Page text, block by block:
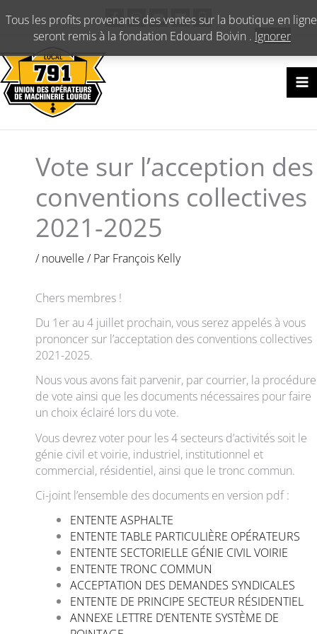
Tous les profits provenants des ventes sur la boutique en
seront remis à la fondation Edouard Boivin . Ignorer
au
contenu
Vote sur l’acception des
conventions collectives
2021-2025
/nouvelle / Par François Kelly
Chers membres !
Du 1er au 4 juillet prochain, vous serez appelés à vous
prononcer sur l’acceptation des conventions collectives
2021-2025.
Nous vous avons fait parvenir, par courrier, la procédure
de vote ainsi que les documents nécessaires pour faire
un choix éclairé lors du vote.
Vous devrez voter pour les 4 secteurs d’activités soit le
génie civil et voirie, industriel, institutionnel et
commercial, résidentiel, ainsi que le tronc commun.
Ci-joint l’ensemble des documents en version pdf :
ENTENTE ASPHALTE
ENTENTE TABLE PARTICULIÈRE OPÉRATEURS
ENTENTE SECTORIELLE GÉNIE CIVIL VOIRIE
ENTENTE TRONC COMMUN
ACCEPTATION DES DEMANDES SYNDICALES
ENTENTE DE PRINCIPE SECTEUR RÉSIDENTIEL
ANNEXE LETTRE D’ENTENTE SYSTÈME DE